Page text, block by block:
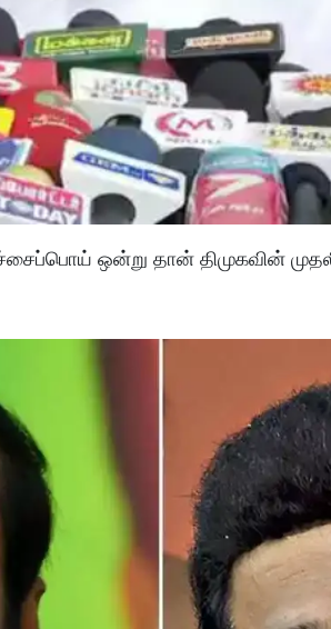
ஒன்று தான் திமுகவின்